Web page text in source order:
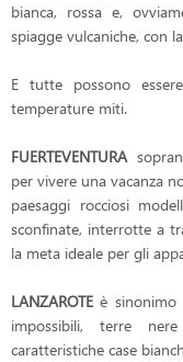
bianca, rossa e,
spiagge vulcaniche, con
E tutte possono
temperature miti.
FUERTEVENTURA
per vivere una vacanza
paesaggi rocciosi
sconfinate, interrotte a
la meta ideale per gli
LANZAROTE è sinonimo
impossibili, terre
caratteristiche case